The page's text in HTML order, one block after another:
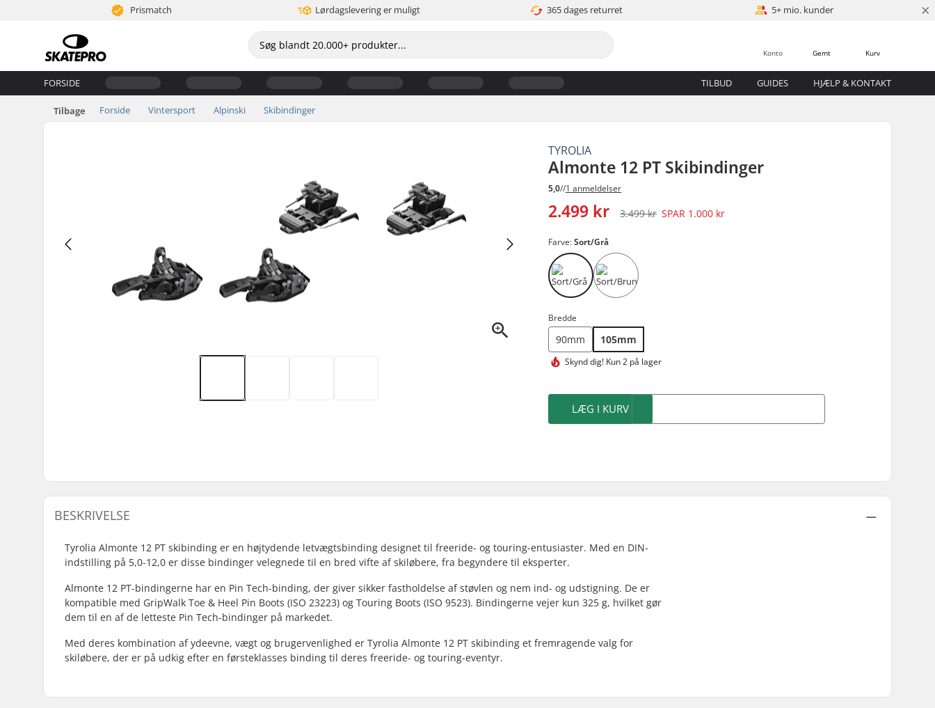
Prismatch Lørdagslevering er muligt 365 dages returret 5+ mio. kunder ×
Kurv
Gemt
Konto
FORSIDE TILBUD GUIDES HJÆLP & KONTAKT
Tilbage Forside Vintersport Alpinski Skibindinger
TYROLIA
Almonte 12 PT Skibindinger
5,0//1 anmeldelser
2.499 kr 3.499 kr SPAR 1.000 kr
Farve:Sort/Grå
Bredde
90mm 105mm
Skynd dig! Kun 2 på lager
LÆG I KURV
BESKRIVELSE
Tyrolia Almonte 12 PT skibinding er en højtydende letvægtsbinding designet til freeride- og touring-entusiaster. Med en DIN-
indstilling på 5,0-12,0 er disse bindinger velegnede til en bred vifte af skiløbere, fra begyndere til eksperter.
Almonte 12 PT-bindingerne har en Pin Tech-binding, der giver sikker fastholdelse af støvlen og nem ind- og udstigning. De er
kompatible med GripWalk Toe & Heel Pin Boots (ISO 23223) og Touring Boots (ISO 9523). Bindingerne vejer kun 325 g, hvilket gør
dem til en af de letteste Pin Tech-bindinger på markedet.
Med deres kombination af ydeevne, vægt og brugervenlighed er Tyrolia Almonte 12 PT skibinding et fremragende valg for
skiløbere, der er på udkig efter en førsteklasses binding til deres freeride- og touring-eventyr.